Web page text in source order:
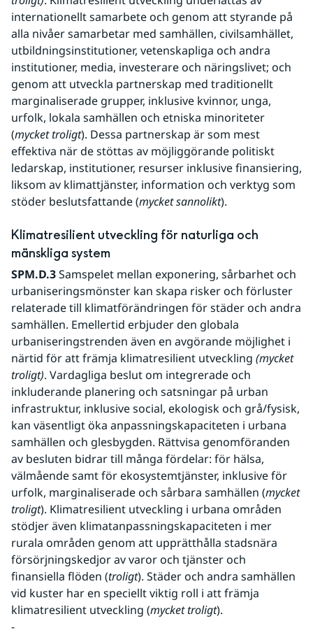
internationellt samarbete och genom att styrande på
alla nivåer samarbetar med samhällen, civilsamhället,
utbildningsinstitutioner, vetenskapliga och andra
institutioner, media, investerare och näringslivet; och
genom att utveckla partnerskap med traditionellt
marginaliserade grupper, inklusive kvinnor, unga,
urfolk, lokala samhällen och etniska minoriteter
(mycket troligt). Dessa partnerskap är som mest
effektiva när de stöttas av möjliggörande politiskt
ledarskap, institutioner, resurser inklusive finansiering,
liksom av klimattjänster, information och verktyg som
stöder beslutsfattande (mycket sannolikt).
Klimatresilient utveckling för naturliga och
mänskliga system
SPM.D.3 Samspelet mellan exponering, sårbarhet och
urbaniseringsmönster kan skapa risker och förluster
relaterade till klimatförändringen för städer och andra
samhällen. Emellertid erbjuder den globala
urbaniseringstrenden även en avgörande möjlighet i
närtid för att främja klimatresilient utveckling (mycket
troligt). Vardagliga beslut om integrerade och
inkluderande planering och satsningar på urban
infrastruktur, inklusive social, ekologisk och grå/fysisk,
kan väsentligt öka anpassningskapaciteten i urbana
samhällen och glesbygden. Rättvisa genomföranden
av besluten bidrar till många fördelar: för hälsa,
välmående samt för ekosystemtjänster, inklusive för
urfolk, marginaliserade och sårbara samhällen (mycket
troligt). Klimatresilient utveckling i urbana områden
stödjer även klimatanpassningskapaciteten i mer
rurala områden genom att upprätthålla stadsnära
försörjningskedjor av varor och tjänster och
finansiella flöden (troligt). Städer och andra samhällen
vid kuster har en speciellt viktig roll i att främja
klimatresilient utveckling (mycket troligt).
-